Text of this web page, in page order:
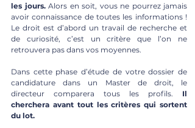
les jours. Alors en soit, vous ne pourrez jamais
avoir connaissance de toutes les informations !
Le droit est d’abord un travail de recherche et
de curiosité, c’est un critère que l’on ne
retrouvera pas dans vos moyennes.
Dans cette phase d’étude de votre dossier de
candidature dans un Master de droit, le
directeur comparera tous les profils. Il
cherchera avant tout les critères qui sortent
du lot.